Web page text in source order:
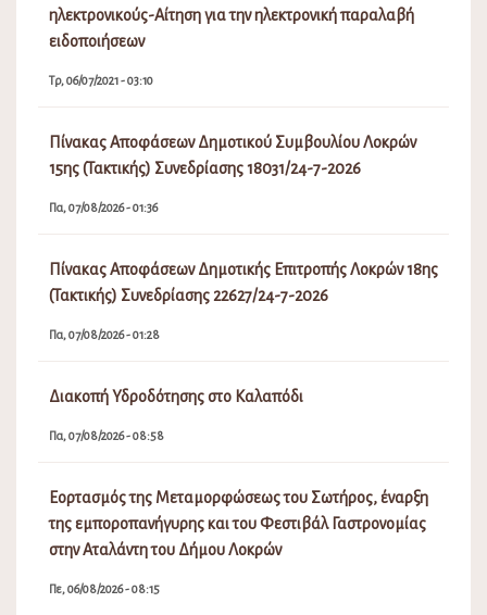
ηλεκτρονικούς-Αίτηση για την ηλεκτρονική παραλαβή
ειδοποιήσεων
Τρ, 06/07/2021 - 03:10
Πίνακας Αποφάσεων Δημοτικού Συμβουλίου Λοκρών
15ης (Τακτικής) Συνεδρίασης 18031/24-7-2026
Πα, 07/08/2026 - 01:36
Πίνακας Αποφάσεων Δημοτικής Επιτροπής Λοκρών 18ης
(Τακτικής) Συνεδρίασης 22627/24-7-2026
Πα, 07/08/2026 - 01:28
Διακοπή Υδροδότησης στο Καλαπόδι
Πα, 07/08/2026 - 08:58
Εορτασμός της Μεταμορφώσεως του Σωτήρος, έναρξη
της εμποροπανήγυρης και του Φεστιβάλ Γαστρονομίας
στην Αταλάντη του Δήμου Λοκρών
Πε, 06/08/2026 - 08:15